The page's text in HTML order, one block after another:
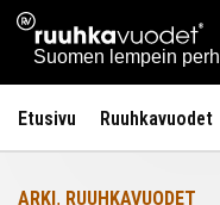
Siirry
sisältöön
Ruuhkavuodet.fi
Suomen lempein
Etusivu Ruuhkavuodet
Etusivulle
ARKI , RUUHKAVUODET